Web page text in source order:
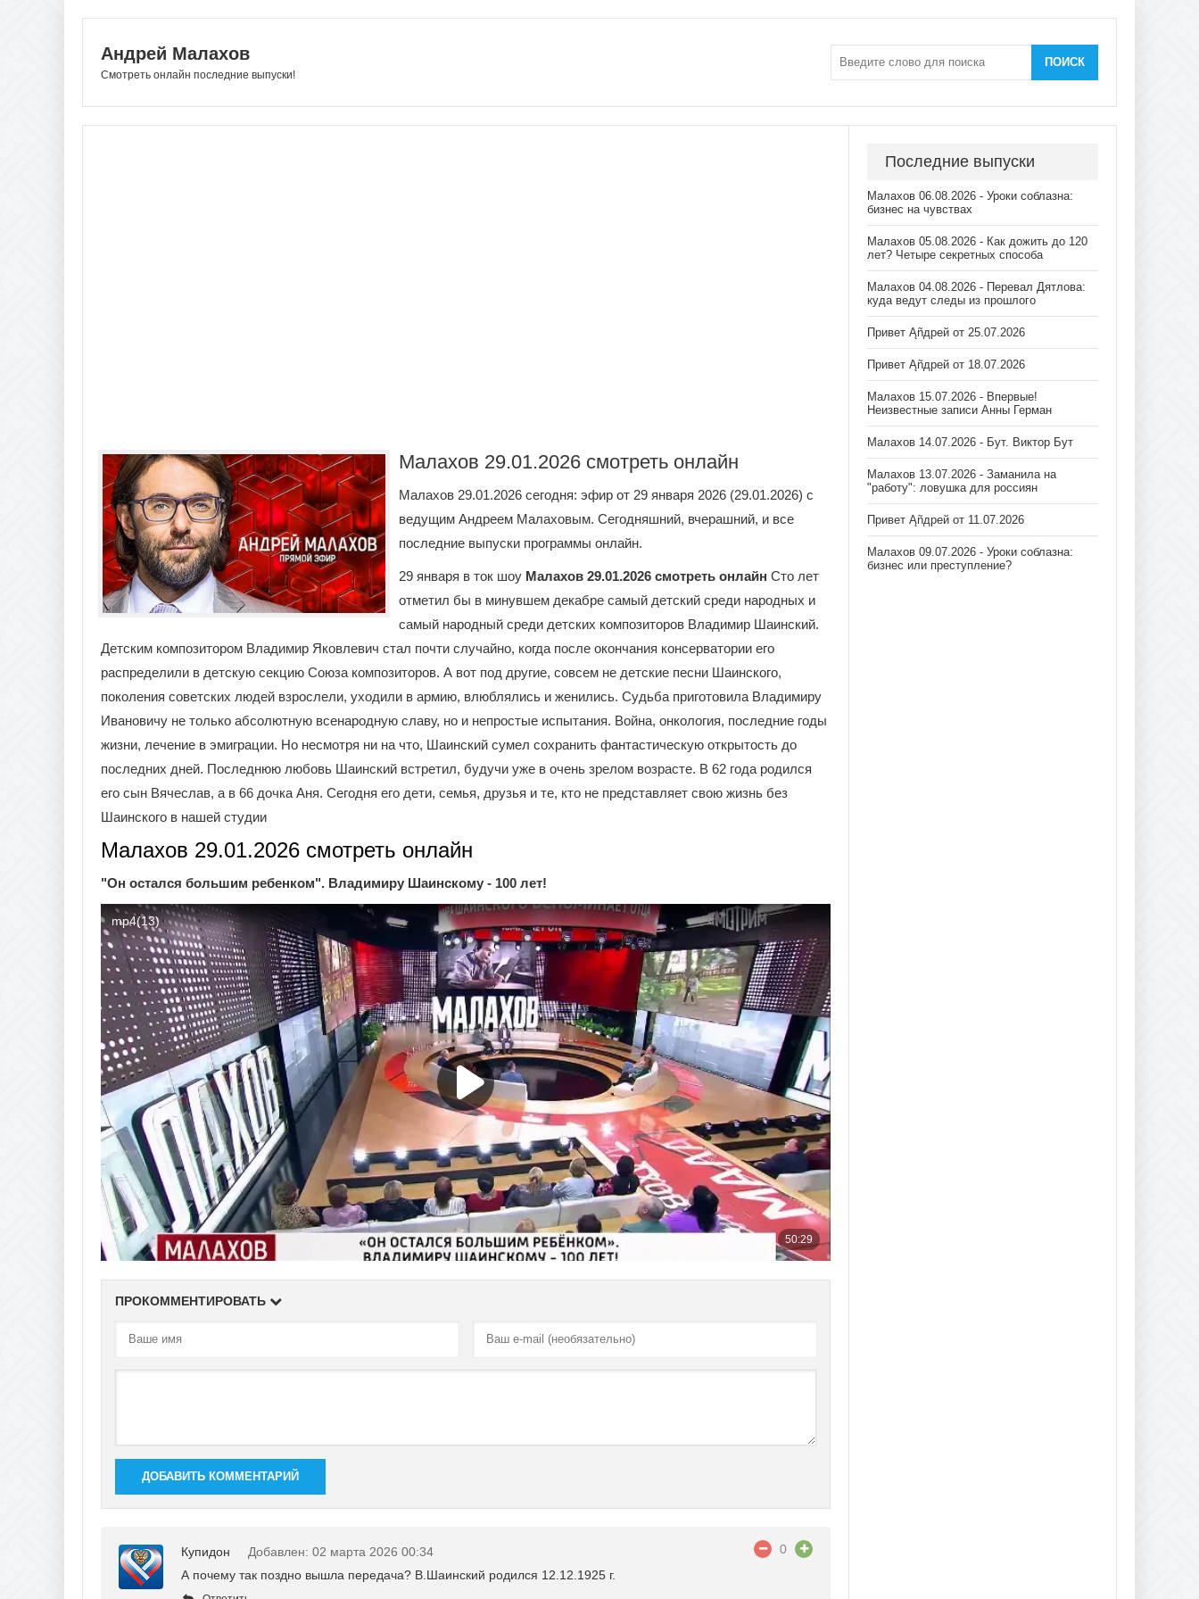
Андрей Малахов
Смотреть онлайн последние выпуски!
ПОИСК
Малахов 29.01.2026 смотреть онлайн
Малахов 29.01.2026 сегодня: эфир от 29 января 2026 (29.01.2026) с
ведущим Андреем Малаховым. Сегодняшний, вчерашний, и все
последние выпуски программы онлайн.
29 января в ток шоу Малахов 29.01.2026 смотреть онлайнСто лет
отметил бы в минувшем декабре самый детский среди народных и
самый народный среди детских композиторов Владимир Шаинский.
Детским композитором Владимир Яковлевич стал почти случайно, когда после окончания консерватории его
распределили в детскую секцию Союза композиторов. А вот под другие, совсем не детские песни Шаинского,
поколения советских людей взрослели, уходили в армию, влюблялись и женились. Судьба приготовила Владимиру
Ивановичу не только абсолютную всенародную славу, но и непростые испытания. Война, онкология, последние годы
жизни, лечение в эмиграции. Но несмотря ни на что, Шаинский сумел сохранить фантастическую открытость до
последних дней. Последнюю любовь Шаинский встретил, будучи уже в очень зрелом возрасте. В 62 года родился
его сын Вячеслав, а в 66 дочка Аня. Сегодня его дети, семья, друзья и те, кто не представляет свою жизнь без
Шаинского в нашей студии
Малахов 29.01.2026 смотреть онлайн
"Он остался большим ребенком". Владимиру Шаинскому - 100 лет!
ПРОКОММЕНТИРОВАТЬ
ДОБАВИТЬ КОММЕНТАРИЙ
Купидон Добавлен: 02 марта 2026 00:34
0
А почему так поздно вышла передача? В.Шаинский родился 12.12.1925 г.
Последние выпуски
Малахов 06.08.2026 - Уроки соблазна:
бизнес на чувствах
Малахов 05.08.2026 - Как дожить до 120
лет? Четыре секретных способа
Малахов 04.08.2026 - Перевал Дятлова:
куда ведут следы из прошлого
Привет Ąñдpей от 25.07.2026
Привет Ąñдpей от 18.07.2026
Малахов 15.07.2026 - Впервые!
Неизвестные записи Анны Герман
Малахов 14.07.2026 - Бут. Виктор Бут
Малахов 13.07.2026 - Заманила на
"работу": ловушка для россиян
Привет Ąñдpей от 11.07.2026
Малахов 09.07.2026 - Уроки соблазна:
бизнес или преступление?